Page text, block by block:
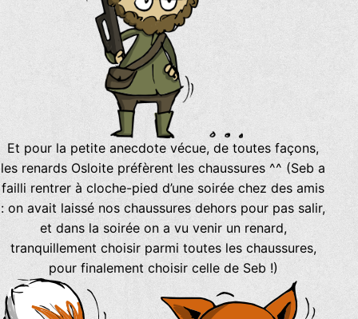
Et pour la petite anecdote vécue, de toutes façons,
les renards Osloite préfèrent les chaussures ^^ (Seb a
failli rentrer à cloche-pied d’une soirée chez des amis
: on avait laissé nos chaussures dehors pour pas salir,
et dans la soirée on a vu venir un renard,
tranquillement choisir parmi toutes les chaussures,
pour finalement choisir celle de Seb !)